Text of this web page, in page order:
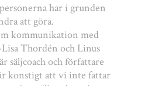
har i grunden
att göra.
kommunikation med
Thordén och Linus
säljcoach och författare
konstigt att vi inte fattar